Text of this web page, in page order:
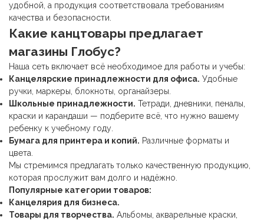
удобной, а продукция соответствовала требованиям
качества и безопасности.
Какие канцтовары предлагает
магазины Глобус?
Наша сеть включает всё необходимое для работы и учебы:
Канцелярские принадлежности для офиса. Удобные
ручки, маркеры, блокноты, органайзеры.
Школьные принадлежности. Тетради, дневники, пеналы,
краски и карандаши — подберите всё, что нужно вашему
ребенку к учебному году.
Бумага для принтера и копий. Различные форматы и
цвета.
Мы стремимся предлагать только качественную продукцию,
которая прослужит вам долго и надёжно.
Популярные категории товаров:
Канцелярия для бизнеса.
Товары для творчества. Альбомы, акварельные краски,